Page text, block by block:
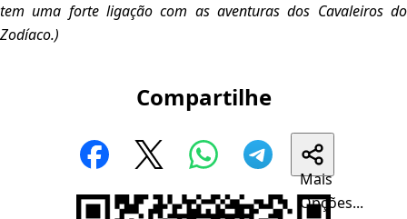
tem uma forte ligação com as aventuras dos Cavaleiros do
Zodíaco.)
Compartilhe
Mais
Opções...